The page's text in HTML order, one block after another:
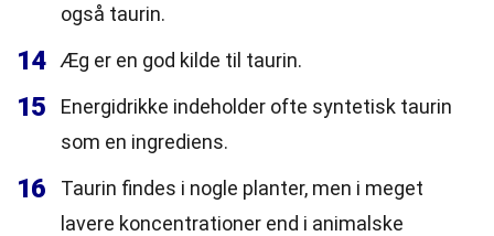
også taurin.
14 Æg er en god kilde til taurin.
15
Energidrikke indeholder ofte syntetisk taurin
som en ingrediens.
16
Taurin findes i nogle planter, men i meget
lavere koncentrationer end i animalske